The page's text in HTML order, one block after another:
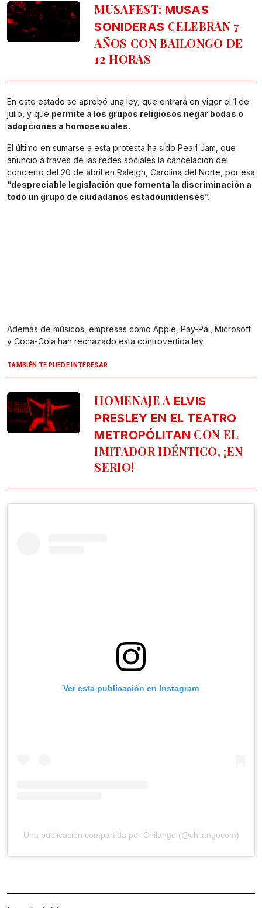
MUSAFEST: MUSAS
SONIDERAS CELEBRAN 7
AÑOS CON BAILONGO DE
12 HORAS
En este estado se aprobó una ley, que entrará en vigor el 1 de
julio, y que permite a los grupos religiosos negar bodas o
adopciones a homosexuales.
El último en sumarse a esta protesta ha sido Pearl Jam, que
anunció a través de las redes sociales la cancelación del
concierto del 20 de abril en Raleigh, Carolina del Norte, por esa
“despreciable legislación que fomenta la discriminación a
todo un grupo de ciudadanos estadounidenses”.
Además de músicos, empresas como Apple, Pay-Pal, Microsoft
y Coca-Cola han rechazado esta controvertida ley.
TAMBIÉN TE PUEDE INTERESAR
HOMENAJE AELVIS
PRESLEY EN EL TEATRO
METROPÓLITAN CON EL
IMITADOR IDÉNTICO, ¡EN
SERIO!
Ver esta publicación en Instagram
Una publicación compartida por Chilango (@chilangocom)